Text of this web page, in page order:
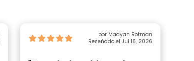
por Maayan Rotman
Reseñado el Jul 16, 2026